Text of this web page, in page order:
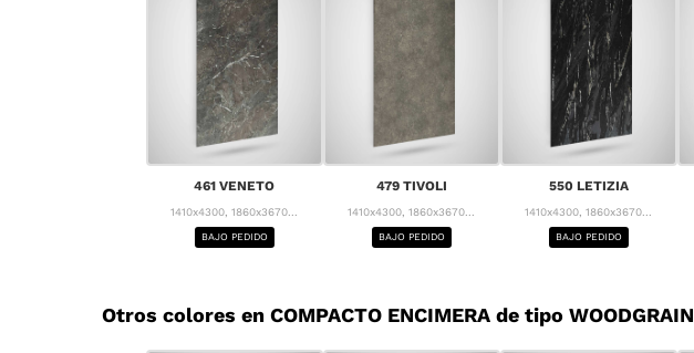
461 VENETO
1410x4300, 1860x3670...
BAJO PEDIDO
479 TIVOLI
1410x4300, 1860x3670...
BAJO PEDIDO
550 LETIZIA
1410x4300, 1860x3670...
BAJO PEDIDO
Otros colores en COMPACTO ENCIMERA de tipo WOODGRAIN